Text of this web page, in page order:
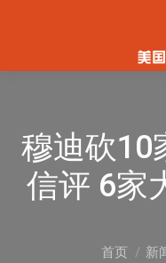
穆迪砍10
信评 6家
您在这里
首页 新